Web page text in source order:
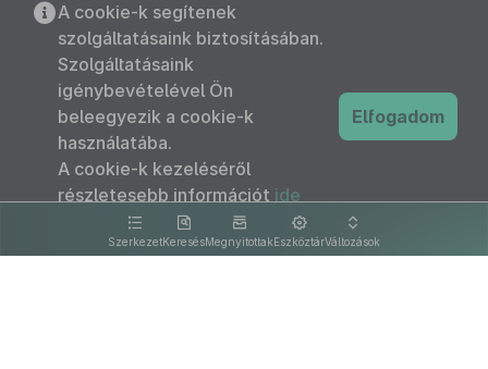
SzerkezetKeresésMegnyitottakEszköztárVáltozások
A cookie-k segítenek
szolgáltatásaink biztosításában.
Szolgáltatásaink
igénybevételével Ön
beleegyezik a cookie-k
használatába.
A cookie-k kezeléséről
részletesebb információt ide
kattintva olvashat.
Elfogadom